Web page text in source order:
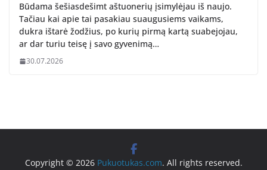
Būdama šešiasdešimt aštuonerių įsimylėjau iš naujo.
Tačiau kai apie tai pasakiau suaugusiems vaikams,
dukra ištarė žodžius, po kurių pirmą kartą suabejojau,
ar dar turiu teisę į savo gyvenimą…
30.07.2026
Copyright © 2026 Pukuotukas.com. All rights reserved.